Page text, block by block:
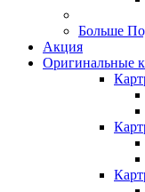
Больше
Акция
Оригинальные